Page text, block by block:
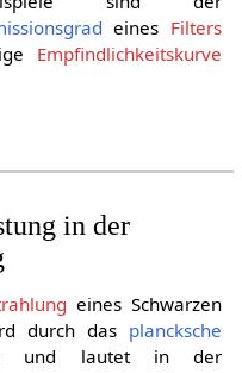
eines Filters
Empfindlichkeitskurve
in der
eines Schwarzen
durch das plancksche
und lautet in der